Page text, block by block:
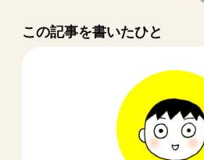
この記事を書いたひと